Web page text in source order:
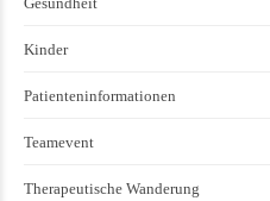
Kinder
Patienteninformationen
Teamevent
Therapeutische Wanderung